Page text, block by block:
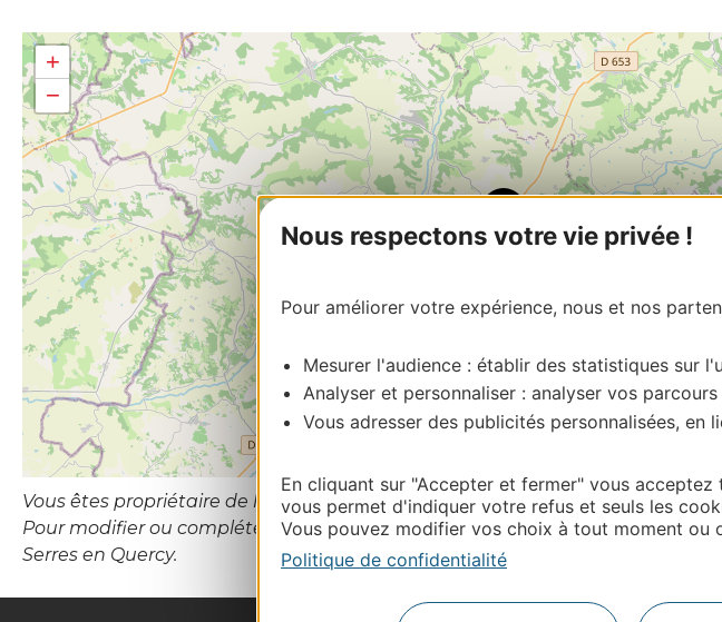
Nous respectons votre vie privée !
Pour améliorer votre expérience, nous et nos
Mesurer l'audience : établir des statistiques sur
Analyser et personnaliser : analyser vos
Vous adresser des publicités personnalisées,
En cliquant sur "Accepter et fermer" vous
vous permet d'indiquer votre refus et seuls les
Vous pouvez modifier vos choix à tout moment
Politique de confidentialité
+
−
Vous êtes propriétaire de l’établissement ou le gestionnaire de cette activité?
Pour modifier ou compléter cette fiche, merci de contacter Office de
Serres en Quercy.